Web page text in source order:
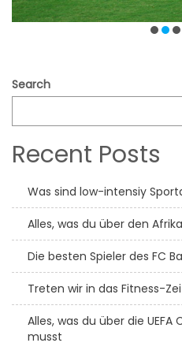
Search
Recent Posts
Was sind low-intensiy
Alles, was du über den
Die besten Spieler des FC
Treten wir in das Fitness-
Alles, was du über die
musst